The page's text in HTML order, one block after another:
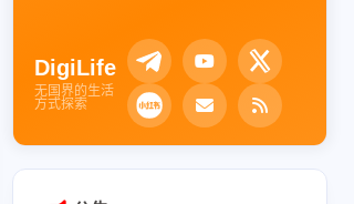
DigiLife
无国界的生活
方式探索